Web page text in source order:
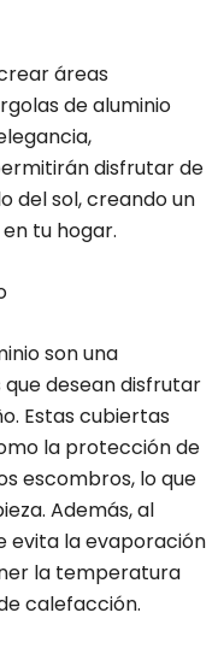
áreas
de aluminio
disfrutar de
del sol, creando un
tu hogar.
son una
desean disfrutar
Estas cubiertas
la protección de
escombros, lo que
Además, al
evita la evaporación
la temperatura
calefacción.